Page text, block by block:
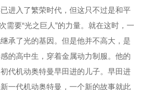
进入了繁荣时代，但这只不过是和平
需要“光之巨人”的力量。就在这时，一
承了光的基因。但是他并不高大，是
的高中生，穿着金属动力制服。他的
代机动奥特曼早田进的儿子。早田进
一代机动奥特曼，一个新的故事就此